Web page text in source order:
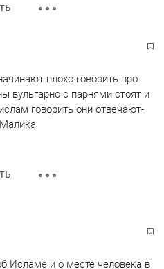
плохо говорить про
вульгарно с парнями стоят и
говорить они отвечают-
Исламе и о месте человека в